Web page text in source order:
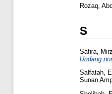
Rozaq,
S
Safira,
Undang
Salfatah,
Sunan